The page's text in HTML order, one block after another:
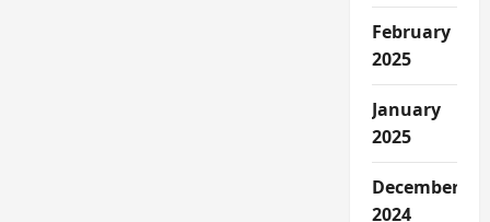
February
2025
January
2025
December
2024